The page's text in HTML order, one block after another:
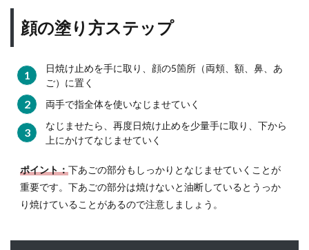
要性
日焼
け止
塗る
タイ
ミン
がベ
スト
か？
雨・
顔の塗り方ステップ
日焼け止めを手に取り、顔の5箇所（両頬、額、鼻、あ
ご）に置く
両手で指全体を使いなじませていく
なじませたら、再度日焼け止めを少量手に取り、下から
上にかけてなじませていく
ポイント：下あごの部分もしっかりとなじませていくことが
重要です。下あごの部分は焼けないと油断しているとうっか
り焼けていることがあるので注意しましょう。